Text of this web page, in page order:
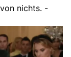
nichts. -